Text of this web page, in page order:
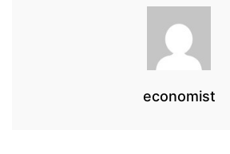
economist